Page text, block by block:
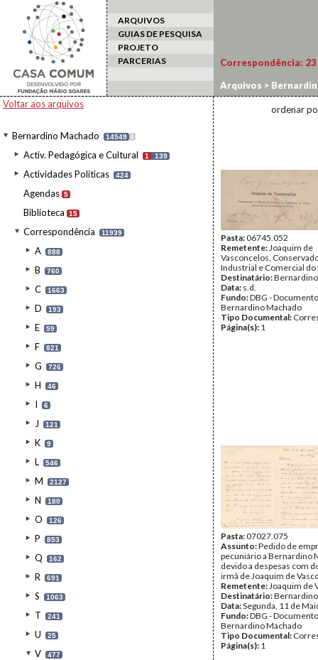
ARQUIVOS
GUIAS DE PESQUISA
PROJETO
PARCERIAS
Voltar aos arquivos
Bernardino Machado 14549 I
Activ. Pedagógica e Cultural 1 139
Actividades Políticas 424
Agendas 5
Biblioteca 15
Correspondência 11939
A 888
B 760
C 1663
D 193
E 59
F 821
G 726
H 46
I 6
J 121
K 9
L 546
M 2127
N 180
O 126
P 853
Q 162
R 691
S 1063
T 241
U 25
V 477
Correspondência: 23
Arquivos >
ordenar
Pasta:06745.052
Remetente:Joaquim de
Vasconcelos,
Industrial e Comercial do
Destinatário:
Data: s.d.
Fundo:DBG -
Bernardino Machado
Tipo Documental:
Página(s): 1
Pasta:07027.075
Assunto:Pedido de
pecuniário a Bernardino
devido a despesas com
irmã de Joaquim de
Remetente:Joaquim de
Destinatário:
Data:Segunda, 11 de
Fundo:DBG -
Bernardino Machado
Tipo Documental:
Página(s): 1